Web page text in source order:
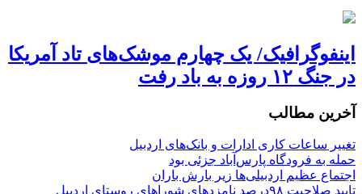
اینفوگرافیک/ یک چهارم موشک‌های تاد آمریکا
در جنگ ۱۲ روزه به باد رفت
آخرین مطالب
تغییر ساعات کاری ادارات و بانک‌های اردبیل
حمله به فرودگاه پارس‌‌آباد جزئی بود
اجتماع عظیم اردبیلی‌ها زیر بارش باران
تایید صلاحیت ۹۸درصد نامزدهای شوراهای روستای اردبیل